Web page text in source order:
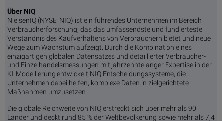
Über NIQ
NielsenIQ (NYSE: NIQ) ist ein führendes Unternehmen im Bereich
Verbraucherforschung, das das umfassendste und fundierteste
Verständnis des Kaufverhaltens von Verbrauchern bietet und neue
Wege zum Wachstum aufzeigt. Durch die Kombination eines
einzigartigen globalen Datensatzes und detaillierter Verbraucher-
und Einzelhandelsmessungen mit jahrzehntelanger Expertise in der
KI-Modellierung entwickelt NIQ Entscheidungssysteme, die
Unternehmen dabei helfen, komplexe Daten in zielgerichtete
Maßnahmen umzusetzen.
Die globale Reichweite von NIQ erstreckt sich über mehr als 90
Länder und deckt rund 85 % der Weltbevölkerung sowie mehr als 7,4